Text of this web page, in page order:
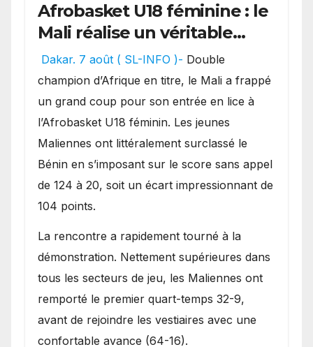
Afrobasket U18 féminine : le
Mali réalise un véritable
festival offensif et inflige
une lourde défaite au
Bénin.
Dakar. 7 août ( SL-INFO )- Double
champion d’Afrique en titre, le Mali a frappé
un grand coup pour son entrée en lice à
l’Afrobasket U18 féminin. Les jeunes
Maliennes ont littéralement surclassé le
Bénin en s’imposant sur le score sans appel
de 124 à 20, soit un écart impressionnant de
104 points.
La rencontre a rapidement tourné à la
démonstration. Nettement supérieures dans
tous les secteurs de jeu, les Maliennes ont
remporté le premier quart-temps 32-9,
avant de rejoindre les vestiaires avec une
confortable avance (64-16).